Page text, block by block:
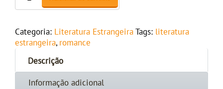
Categoria: Literatura Estrangeira Tags: literatura
estrangeira, romance
Descrição
Informação adicional